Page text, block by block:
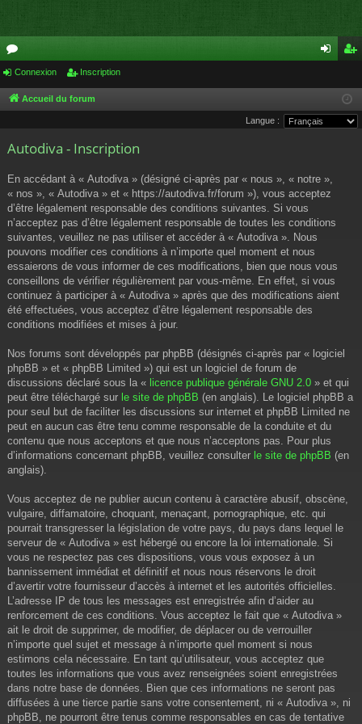
or
u
s
cri
pti
Connexion Inscription
Accueil du forum
Langue :
Autodiva - Inscription
En accédant à « Autodiva » (désigné ci-après par « nous », « notre »,
« nos », « Autodiva » et « https://autodiva.fr/forum »), vous acceptez
d’être légalement responsable des conditions suivantes. Si vous
n’acceptez pas d’être légalement responsable de toutes les conditions
suivantes, veuillez ne pas utiliser et accéder à « Autodiva ». Nous
pouvons modifier ces conditions à n’importe quel moment et nous
essaierons de vous informer de ces modifications, bien que nous vous
conseillons de vérifier régulièrement par vous-même. En effet, si vous
continuez à participer à « Autodiva » après que des modifications aient
été effectuées, vous acceptez d’être légalement responsable des
conditions modifiées et mises à jour.
Nos forums sont développés par phpBB (désignés ci-après par « logiciel
phpBB » et « phpBB Limited ») qui est un logiciel de forum de
discussions déclaré sous la « licence publique générale GNU 2.0 » et qui
peut être téléchargé sur le site de phpBB (en anglais). Le logiciel phpBB a
pour seul but de faciliter les discussions sur internet et phpBB Limited ne
peut en aucun cas être tenu comme responsable de la conduite et du
contenu que nous acceptons et que nous n’acceptons pas. Pour plus
d’informations concernant phpBB, veuillez consulter le site de phpBB (en
anglais).
Vous acceptez de ne publier aucun contenu à caractère abusif, obscène,
vulgaire, diffamatoire, choquant, menaçant, pornographique, etc. qui
pourrait transgresser la législation de votre pays, du pays dans lequel le
serveur de « Autodiva » est hébergé ou encore la loi internationale. Si
vous ne respectez pas ces dispositions, vous vous exposez à un
bannissement immédiat et définitif et nous nous réservons le droit
d’avertir votre fournisseur d’accès à internet et les autorités officielles.
L’adresse IP de tous les messages est enregistrée afin d’aider au
renforcement de ces conditions. Vous acceptez le fait que « Autodiva »
ait le droit de supprimer, de modifier, de déplacer ou de verrouiller
n’importe quel sujet et message à n’importe quel moment si nous
estimons cela nécessaire. En tant qu’utilisateur, vous acceptez que
toutes les informations que vous avez renseignées soient enregistrées
dans notre base de données. Bien que ces informations ne seront pas
diffusées à une tierce partie sans votre consentement, ni « Autodiva », ni
phpBB, ne pourront être tenus comme responsables en cas de tentative